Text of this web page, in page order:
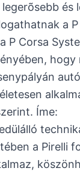
és
a
P Corsa
Íme:
a Pirelli